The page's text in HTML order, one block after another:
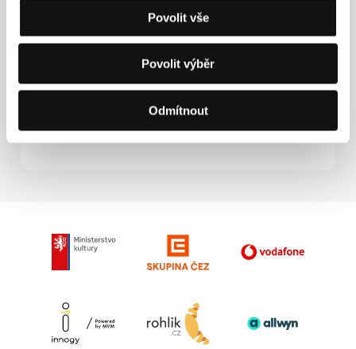
Povolit vše
Povolit výběr
Odmítnout
Režie: Vinko Brešan / Chorvatsko, 2003, 88 min
Vodní bomba pro tlustého kocoura
Režie: Varis Brasla / Lotyšsko, Estonsko, 2004, 78 min